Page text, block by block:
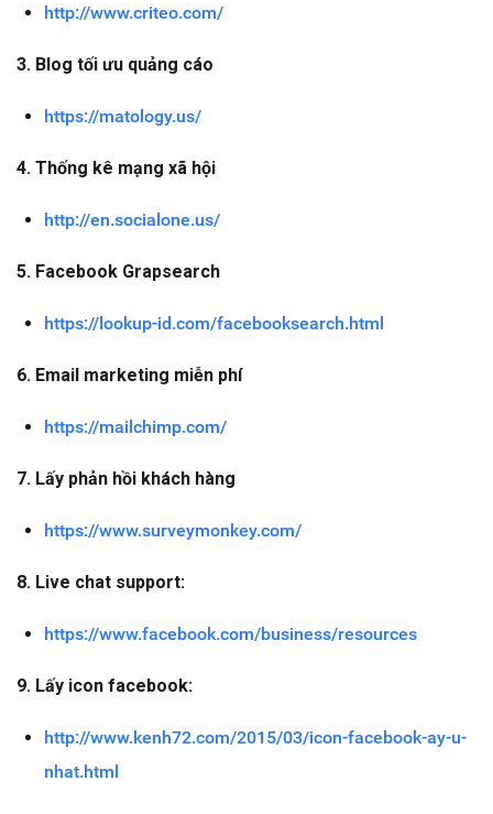
http://www.criteo.com/
3. Blog tối ưu quảng cáo
https://matology.us/
4. Thống kê mạng xã hội
http://en.socialone.us/
5. Facebook Grapsearch
https://lookup-id.com/facebooksearch.html
6. Email marketing miễn phí
https://mailchimp.com/
7. Lấy phản hồi khách hàng
https://www.surveymonkey.com/
8. Live chat support:
https://www.facebook.com/business/resources
9. Lấy icon facebook:
http://www.kenh72.com/2015/03/icon-facebook-ay-u-
nhat.html